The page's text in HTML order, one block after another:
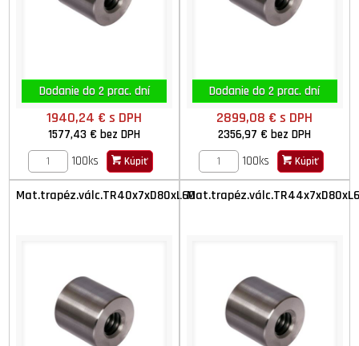
Dodanie do 2 prac. dní
1940,24 €s DPH
1577,43 €bez DPH
100ks
Kúpiť
Dodanie do 2 prac. dní
2899,08 €s DPH
2356,97 €bez DPH
100ks
Kúpiť
Mat.trapéz.válc.TR40x7xD80xL60